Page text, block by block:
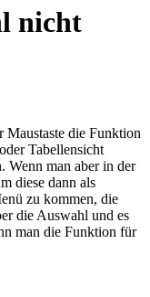
nicht
die Funktion
Tabellensicht
Wenn man aber in der
diese dann als
zu kommen, die
die Auswahl und es
man die Funktion für